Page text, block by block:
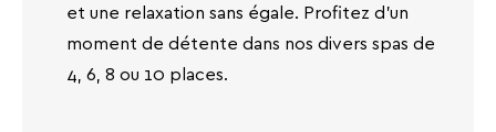
et une relaxation sans égale. Profitez d'un
moment de détente dans nos divers spas de
4, 6, 8 ou 10 places.